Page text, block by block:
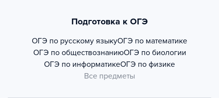
Подготовка к ОГЭ
ОГЭ по русскому языкуОГЭ по математике
ОГЭ по обществознаниюОГЭ по биологии
ОГЭ по информатикеОГЭ по физике
Все предметы